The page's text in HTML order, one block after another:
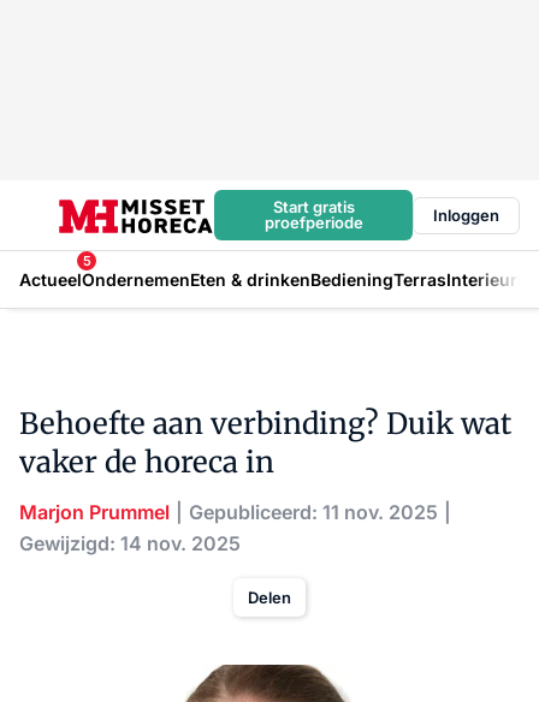
Start gratis
proefperiode
Inloggen
Actueel
5
OndernemenEten & drinkenBedieningTerrasInterieur
Behoefte aan verbinding? Duik wat
vaker de horeca in
Marjon Prummel
Gepubliceerd: 11 nov. 2025
Gewijzigd: 14 nov. 2025
Delen